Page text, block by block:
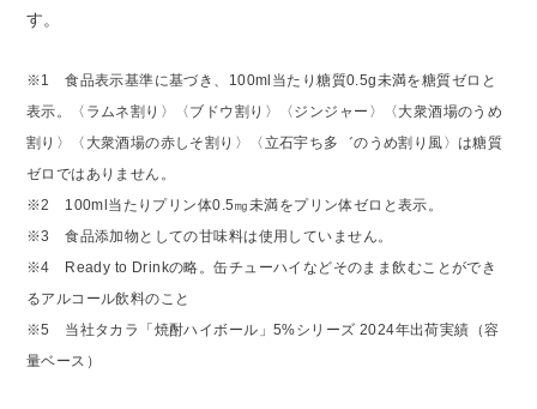
す。
※1 食品表示基準に基づき、100ml当たり糖質0.5g未満を糖質ゼロと
表示。〈ラムネ割り〉〈ブドウ割り〉
〈ジンジャー〉〈大衆酒場のうめ
割り〉〈大衆酒場の赤しそ割り〉〈立石宇ち多゛のうめ割り風〉は糖質
ゼロ ではありません。
※2 100ml当たりプリン体0.5㎎未満をプリン体ゼロと表示。
※3 食品添加物としての甘味料は使用していません。
※4 Ready to Drinkの略。缶チューハイなどそのまま飲むことができ
るアルコール飲料のこと
※5 当社タカラ「焼酎ハイボール」5%シリーズ 2024年出荷実績（容
量ベース）